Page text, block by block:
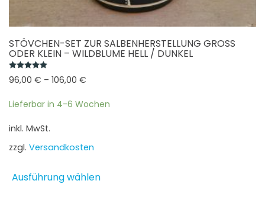
STÖVCHEN-SET ZUR SALBENHERSTELLUNG GROSS O
DER KLEIN – WILDBLUME HELL / DUNKEL
96,00 € – 106,00 €
Lieferbar in 4-6 Wochen
inkl. MwSt.
zzgl. Versandkosten
Ausführung wählen